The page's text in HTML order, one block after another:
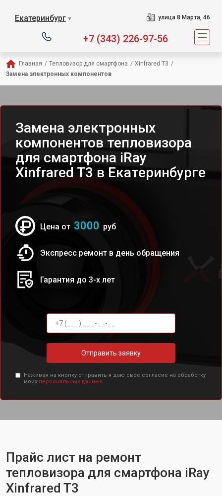
Екатеринбург ▼ улица 8 Марта, 46
+7 (343) 226-97-56
Главная / Тепловизор для смартфона / Xinfrared T3 /
Замена электронных компонентов
Замена электронных
компонентов тепловизора
для смартфона iRay
Xinfrared T3 в Екатеринбурге
Цена от 3000 руб
Экспресс ремонт в день обращения
Гарантия до 3-х лет
Отправить заявку
Нажимая на кнопку отправить я даю свое согласие на обработку
моих персональных данных.
Прайс лист на ремонт
тепловизора для смартфона iRay
Xinfrared T3